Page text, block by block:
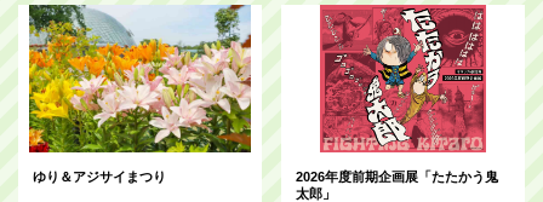
ゆり＆アジサイまつり
2026年度前期企画展「たたかう鬼
太郎」